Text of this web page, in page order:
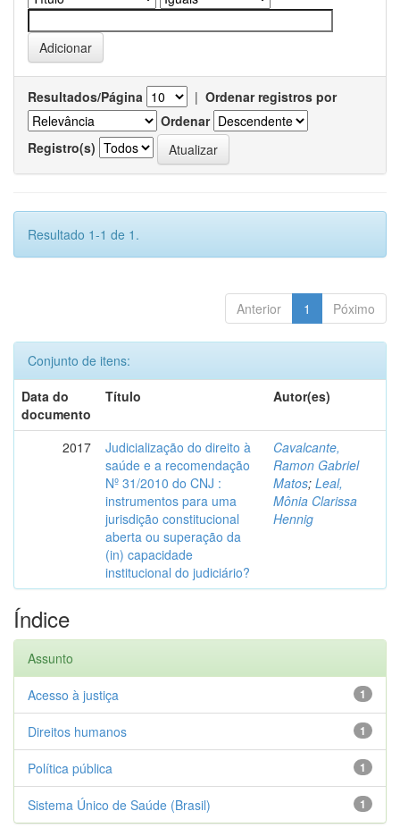
Resultados/Página | Ordenar registros por
Ordenar
Registro(s)
Resultado 1-1 de 1.
Anterior 1 Póximo
Conjunto de itens:
Data do
documento
Título Autor(es)
2017
Judicialização do direito à
saúde e a recomendação
Nº 31/2010 do CNJ :
instrumentos para uma
jurisdição constitucional
aberta ou superação da
(in) capacidade
institucional do judiciário?
Cavalcante,
Ramon Gabriel
Matos; Leal,
Mônia Clarissa
Hennig
Índice
Assunto
1
Acesso à justiça
1
Direitos humanos
1
Política pública
1
Sistema Único de Saúde (Brasil)